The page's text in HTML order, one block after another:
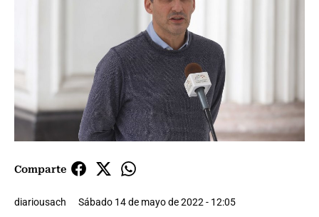
Comparte
diariousach Sábado 14 de mayo de 2022 - 12:05